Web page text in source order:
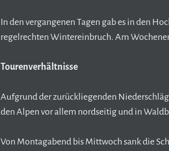
In den vergangenen Tagen gab es in den
regelrechten Wintereinbruch. Am
Tourenverhältnisse
Aufgrund der zurückliegenden
den Alpen vor allem nordseitig und in
Von Montagabend bis Mittwoch sank die